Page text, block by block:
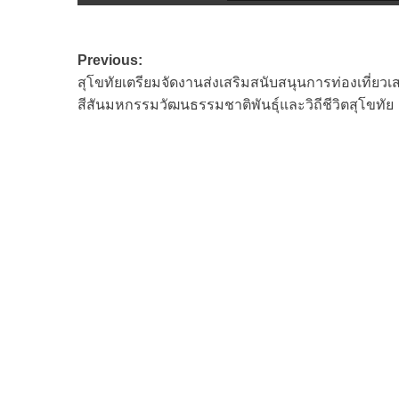
Post
navigation
Previous:
สุโขทัยเตรียมจัดงานส่งเสริมสนับสนุนการท่องเที่ยวเ
สีสันมหกรรมวัฒนธรรมชาติพันธุ์และวิถีชีวิตสุโขทัย